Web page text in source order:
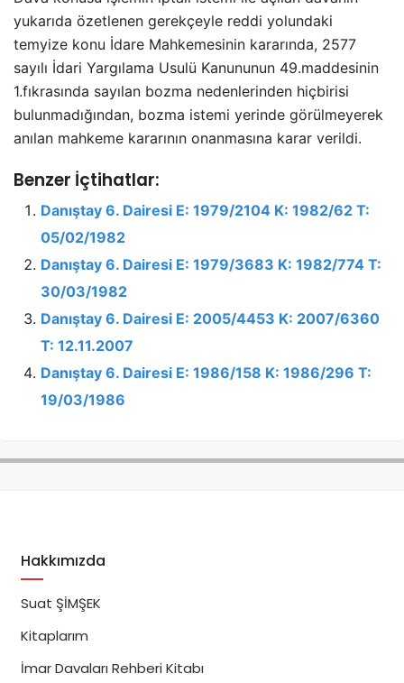
yukarıda özetlenen gerekçeyle reddi yolundaki
temyize konu İdare Mahkemesinin kararında, 2577
sayılı İdari Yargılama Usulü Kanununun 49.maddesinin
1.fıkrasında sayılan bozma nedenlerinden hiçbirisi
bulunmadığından, bozma istemi yerinde görülmeyerek
anılan mahkeme kararının onanmasına karar verildi.
Benzer İçtihatlar:
Danıştay 6. Dairesi E: 1979/2104 K: 1982/62 T:
05/02/1982
Danıştay 6. Dairesi E: 1979/3683 K: 1982/774 T:
30/03/1982
Danıştay 6. Dairesi E: 2005/4453 K: 2007/6360
T: 12.11.2007
Danıştay 6. Dairesi E: 1986/158 K: 1986/296 T:
19/03/1986
Hakkımızda
Suat ŞİMŞEK
Kitaplarım
İmar Davaları Rehberi Kitabı